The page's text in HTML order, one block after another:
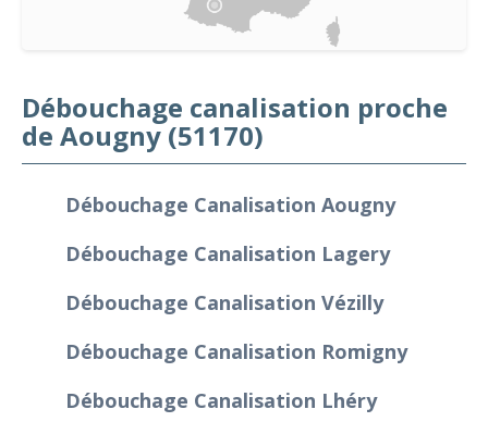
Débouchage canalisation proche
de Aougny (51170)
Débouchage Canalisation Aougny
Débouchage Canalisation Lagery
Débouchage Canalisation Vézilly
Débouchage Canalisation Romigny
Débouchage Canalisation Lhéry